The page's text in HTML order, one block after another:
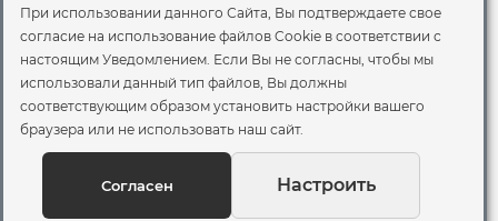
Офис
Москва, ул. Вятская, 49с1
© 2026 Стройхолдинг | г. Москва
Договор оферта
Политика конфиденциальности
Вы можете отозвать своё согласие, написав на
При использовании данного Сайта, Вы подтверждаете свое
согласие на использование файлов Cookie в соответствии с
настоящим Уведомлением. Если Вы не согласны, чтобы мы
использовали данный тип файлов, Вы должны
соответствующим образом установить настройки вашего
браузера или не использовать наш сайт.
Согласен Настроить